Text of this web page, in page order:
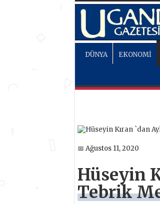
DÜNYA EKONOMİ
📅 Ağustos 11, 2020
Hüseyin
Tebrik